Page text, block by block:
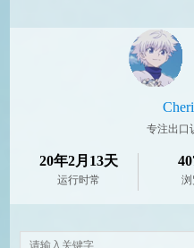
专注出口
20年2月13天
运行时常